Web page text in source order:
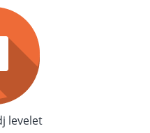
levelet